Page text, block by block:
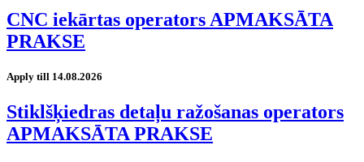
CNC iekārtas operators APMAKSĀTA
PRAKSE
Apply till 14.08.2026
Stiklšķiedras detaļu ražošanas operators
APMAKSĀTA PRAKSE